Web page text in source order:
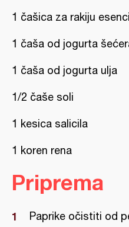
1 čašica za rakiju
1 čaša od jogurta
1 čaša od jogurta ulja
1/2 čaše soli
1 kesica salicila
1 koren rena
Priprema
Paprike očistiti od